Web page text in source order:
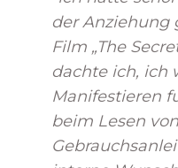
der Anziehung
Film „The
dachte ich, ich
Manifestieren
beim Lesen